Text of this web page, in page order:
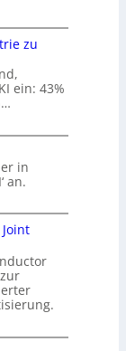
zu
ein: 43%
in
an.